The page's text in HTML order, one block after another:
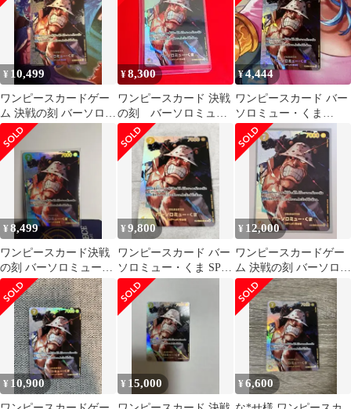
¥ 10,499
ワンピースカードゲー
ム 決戦の刻 バーソロミ
ュー・くま SP
¥8,300
ワンピースカード 決戦
の刻 バーソロミュ
ー・くま SP
¥4,444
ワンピースカード バー
ソロミュー・くま
EB04-004
¥8,499
ワンピースカード決戦
の刻 バーソロミュー・
くま SP
¥9,800
ワンピースカード バー
ソロミュー・くま SP
決戦の刻
¥ 12,000
ワンピースカードゲー
ム 決戦の刻 バーソロミ
ュー・くま SP パラレ
ル
¥ 10,900 ¥ 15,000 ¥6,600